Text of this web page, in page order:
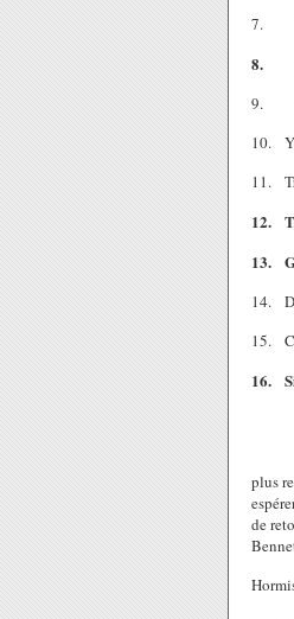
7.
8.
9.
10.
11.
12.
13.
14.
15.
16.
plus
de